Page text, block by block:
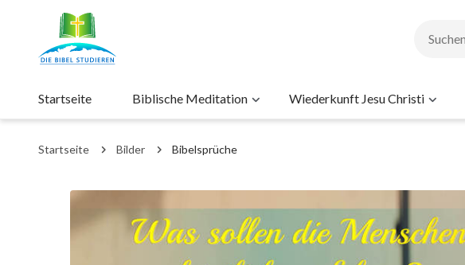
Startseite Biblische Meditation Wiederkunft Jesu Christi
Startseite Bilder Bibelsprüche